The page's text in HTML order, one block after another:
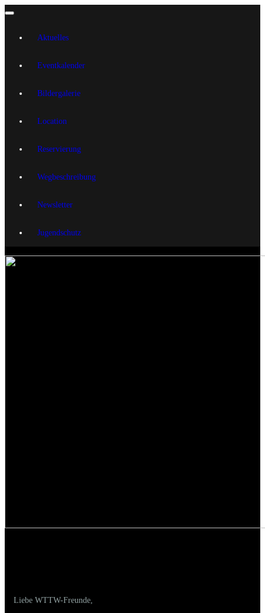
Aktuelles
Eventkalender
Bildergalerie
Location
Reservierung
Wegbeschreibung
Newsletter
Jugendschutz
Liebe WTTW-Freunde,